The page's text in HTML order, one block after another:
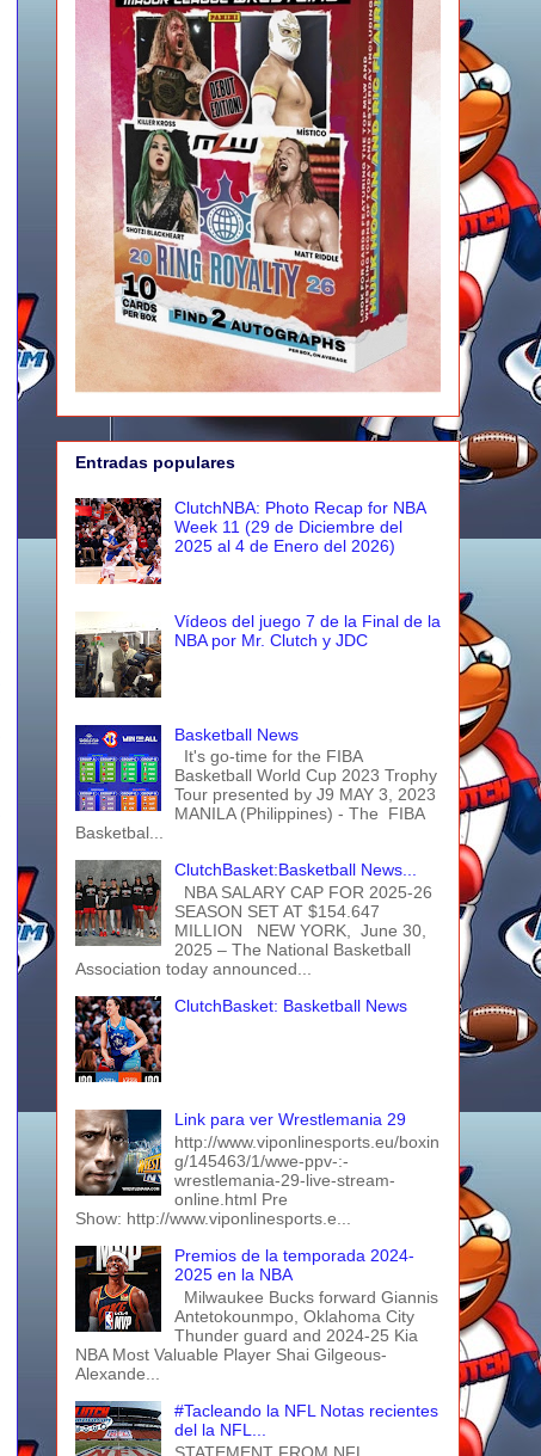
Entradas populares
ClutchNBA: Photo Recap for NBA
Week 11 (29 de Diciembre del
2025 al 4 de Enero del 2026)
Vídeos del juego 7 de la Final de la
NBA por Mr. Clutch y JDC
Basketball News
It's go-time for the FIBA
Basketball World Cup 2023 Trophy
Tour presented by J9 MAY 3, 2023
MANILA (Philippines) - The FIBA
Basketbal...
ClutchBasket:Basketball News...
NBA SALARY CAP FOR 2025-26
SEASON SET AT $154.647
MILLION NEW YORK, June 30,
2025 – The National Basketball
Association today announced...
ClutchBasket: Basketball News
Link para ver Wrestlemania 29
http://www.viponlinesports.eu/boxin
g/145463/1/wwe-ppv-:-
wrestlemania-29-live-stream-
online.html Pre
Show: http://www.viponlinesports.e...
Premios de la temporada 2024-
2025 en la NBA
Milwaukee Bucks forward Giannis
Antetokounmpo, Oklahoma City
Thunder guard and 2024-25 Kia
NBA Most Valuable Player Shai Gilgeous-
Alexande...
#Tacleando la NFL Notas recientes
del la NFL...
STATEMENT FROM NFL